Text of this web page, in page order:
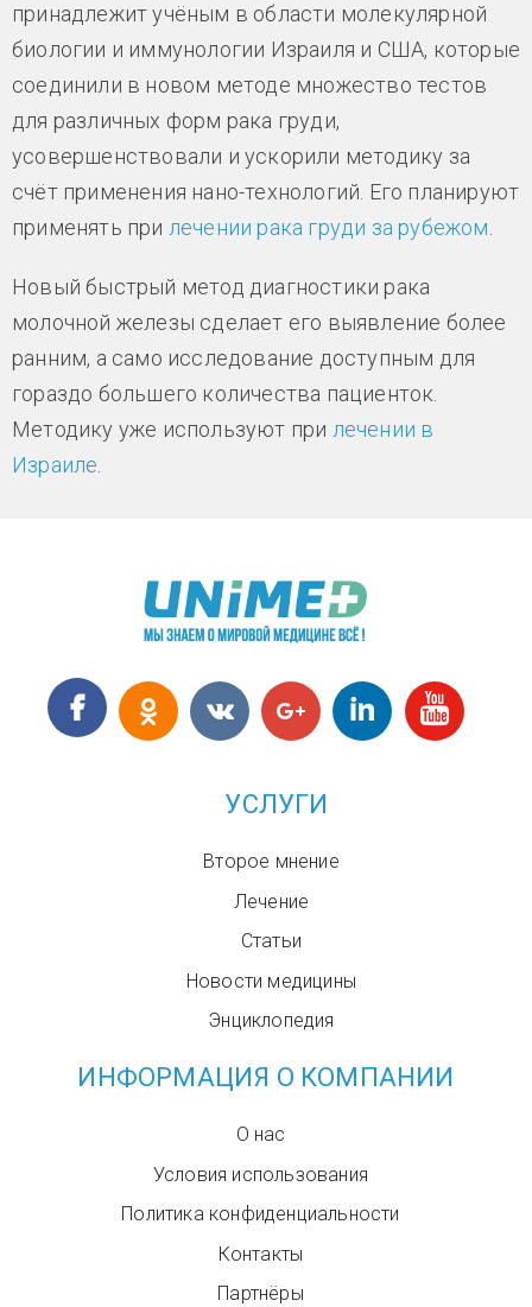
принадлежит учёным в области молекулярной
биологии и иммунологии Израиля и США, которые
соединили в новом методе множество тестов
для различных форм рака груди,
усовершенствовали и ускорили методику за
счёт применения нано-технологий. Его планируют
применять при лечении рака груди за рубежом
Новый быстрый метод диагностики рака
молочной железы сделает его выявление более
ранним, а само исследование доступным для
гораздо большего количества пациенток.
Методику уже используют при лечении в
Израиле
УСЛУГИ
Второе мнение
Лечение
Статьи
Новости медицины
Энциклопедия
ИНФОРМАЦИЯ О КОМПАНИИ
О нас
Условия использования
Политика конфиденциальности
Контакты
Партнёры